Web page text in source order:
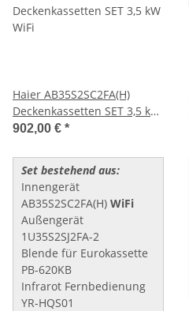
Haier AB35S2SC2FA(H)
Deckenkassetten SET 3,5 kW
WiFi
902,00 € *
Set bestehend aus:
Innengerät
AB35S2SC2FA(H) WiFi
Außengerät
1U35S2SJ2FA-2
Blende für Eurokassette
PB-620KB
Infrarot Fernbedienung
YR-HQS01